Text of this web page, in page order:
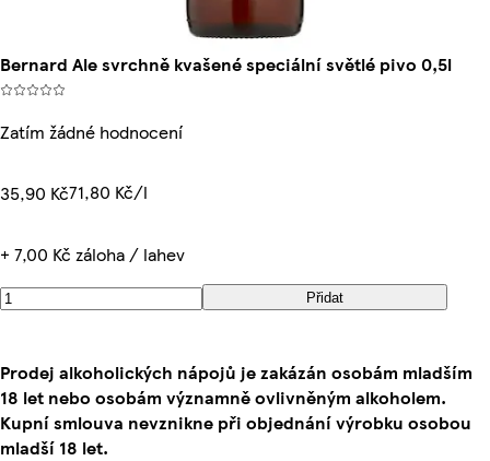
Bernard Ale svrchně kvašené speciální světlé pivo 0,5l
Zatím žádné hodnocení
35,90 Kč71,80 Kč/l
+ 7,00 Kč záloha / lahev
Přidat
Prodej alkoholických nápojů je zakázán osobám mladším
18 let nebo osobám významně ovlivněným alkoholem.
Kupní smlouva nevznikne při objednání výrobku osobou
mladší 18 let.